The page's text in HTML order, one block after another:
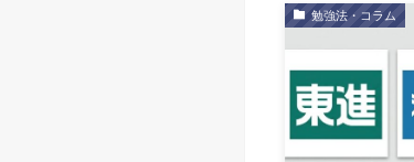
勉強法・コラム